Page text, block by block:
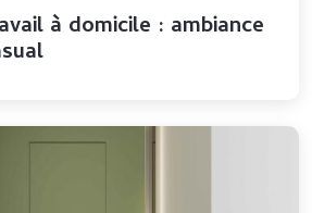
à domicile : ambiance